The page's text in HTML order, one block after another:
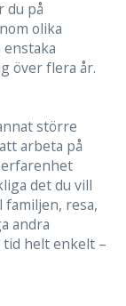
du på
olika
över flera år.
större
arbeta på
det du vill
familjen, resa,
andra
helt enkelt –